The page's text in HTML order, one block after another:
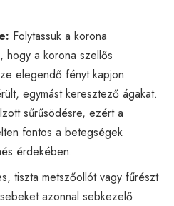
Folytassuk a korona
hogy a korona szellős
elegendő fényt kapjon.
egymást keresztező ágakat.
sűrűsödésre, ezért a
fontos a betegségek
érdekében.
tiszta metszőollót vagy fűrészt
azonnal sebkezelő